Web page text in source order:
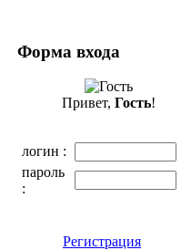
Форма входа
Привет, Гость!
логин :
пароль
:
Регистрация